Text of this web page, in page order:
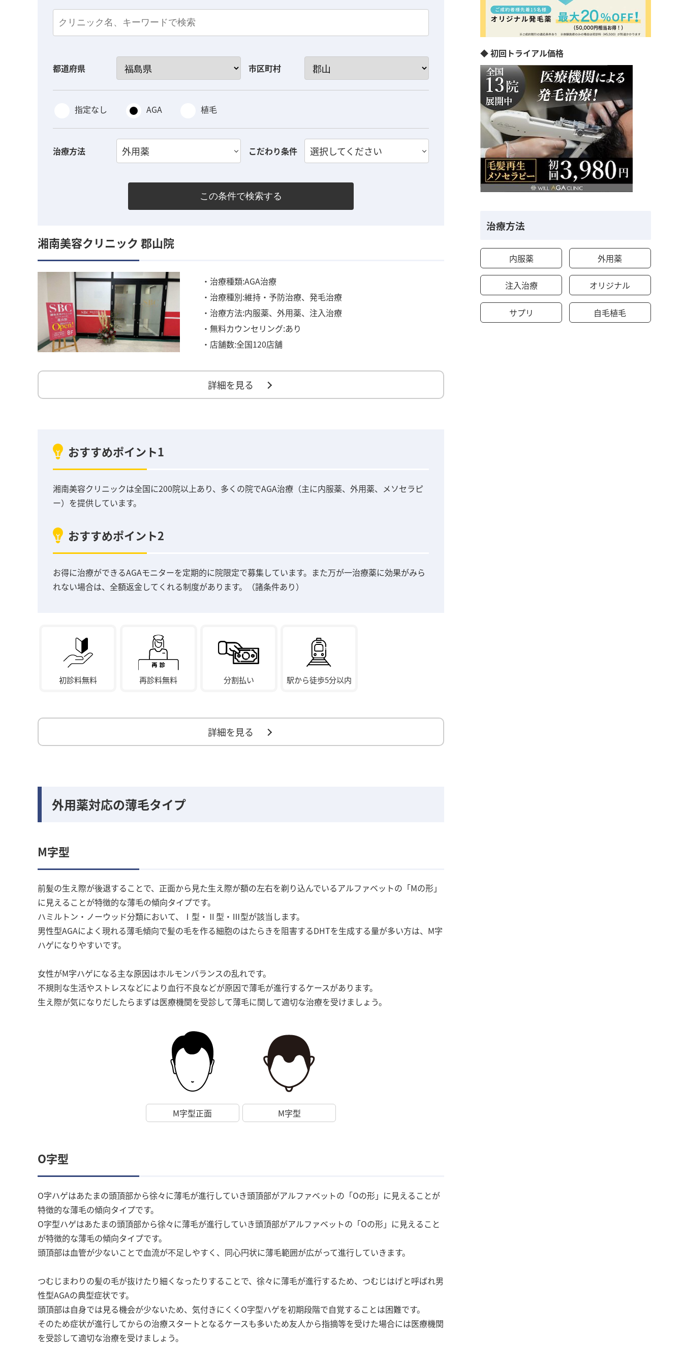
都道府県 市区町村
指定なし AGA 植毛
治療方法 外用薬 こだわり条件 選択してください
この条件で検索する
湘南美容クリニック 郡山院
・治療種類:AGA治療
・治療種別:維持・予防治療、発毛治療
・治療方法:内服薬、外用薬、注入治療
・無料カウンセリング:あり
・店舗数:全国120店舗
詳細を見る
おすすめポイント1
湘南美容クリニックは全国に200院以上あり、多くの院でAGA治療（主に内服薬、外用薬、メソセラピ
ー）を提供しています。
おすすめポイント2
お得に治療ができるAGAモニターを定期的に院限定で募集しています。また万が一治療薬に効果がみら
れない場合は、全額返金してくれる制度があります。（諸条件あり）
初診料無料 再診料無料 分割払い 駅から徒歩5分以内
詳細を見る
外用薬対応の薄毛タイプ
M字型
前髪の生え際が後退することで、正面から見た生え際が額の左右を剃り込んでいるアルファベットの「Mの形」
に見えることが特徴的な薄毛の傾向タイプです。
ハミルトン・ノーウッド分類において、Ⅰ型・Ⅱ型・Ⅲ型が該当します。
男性型AGAによく現れる薄毛傾向で髪の毛を作る細胞のはたらきを阻害するDHTを生成する量が多い方は、M字
ハゲになりやすいです。
女性がM字ハゲになる主な原因はホルモンバランスの乱れです。
不規則な生活やストレスなどにより血行不良などが原因で薄毛が進行するケースがあります。
生え際が気になりだしたらまずは医療機関を受診して薄毛に関して適切な治療を受けましょう。
M字型正面 M字型
O字型
O字ハゲはあたまの頭頂部から徐々に薄毛が進行していき頭頂部がアルファベットの「Oの形」に見えることが
特徴的な薄毛の傾向タイプです。
O字型ハゲはあたまの頭頂部から徐々に薄毛が進行していき頭頂部がアルファベットの「Oの形」に見えること
が特徴的な薄毛の傾向タイプです。
頭頂部は血管が少ないことで血流が不足しやすく、同心円状に薄毛範囲が広がって進行していきます。
つむじまわりの髪の毛が抜けたり細くなったりすることで、徐々に薄毛が進行するため、つむじはげと呼ばれ男
性型AGAの典型症状です。
頭頂部は自身では見る機会が少ないため、気付きにくくO字型ハゲを初期段階で自覚することは困難です。
そのため症状が進行してからの治療スタートとなるケースも多いため友人から指摘等を受けた場合には医療機関
を受診して適切な治療を受けましょう。
◆ 初回トライアル価格
治療方法
内服薬 外用薬
注入治療 オリジナル
サプリ 自毛植毛